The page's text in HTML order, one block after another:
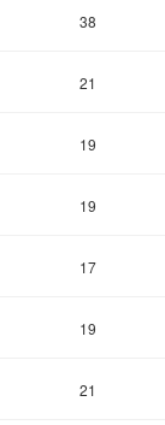
38
21
19
19
17
19
21